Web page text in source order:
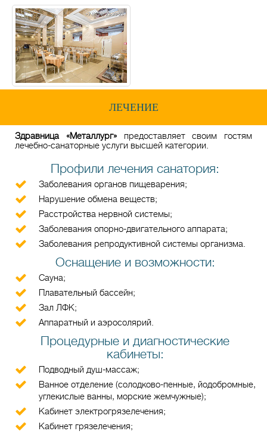
ЛЕЧЕНИЕ
Здравница «Металлург»предоставляет своим гостям
лечебно-санаторные услуги высшей категории.
Профили лечения санатория:
Заболевания органов пищеварения;
Нарушение обмена веществ;
Расстройства нервной системы;
Заболевания опорно-двигательного аппарата;
Заболевания репродуктивной системы организма.
Оснащение и возможности:
Сауна;
Плавательный бассейн;
Зал ЛФК;
Аппаратный и аэросолярий.
Процедурные и диагностические
кабинеты:
Подводный душ-массаж;
Ванное отделение (солодково-пенные, йодобромные,
углекислые ванны, морские жемчужные);
Кабинет электрогрязелечения;
Кабинет грязелечения;